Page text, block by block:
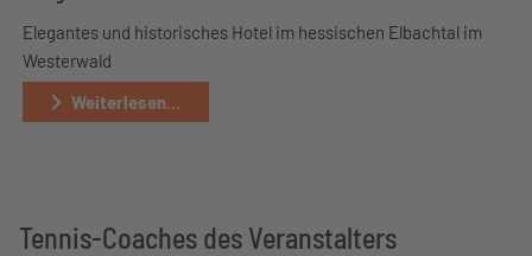
Elegantes und historisches Hotel im hessischen Elbachtal im
Westerwald
Weiterlesen...
Tennis-Coaches des Veranstalters